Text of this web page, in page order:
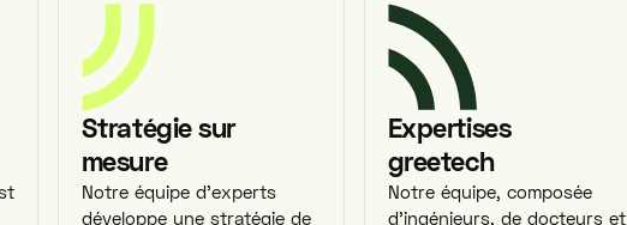
Stratégie sur
mesure
Notre équipe d'experts
développe une stratégie de
Expertises
greetech
Notre équipe, composée
d'ingénieurs, de docteurs et